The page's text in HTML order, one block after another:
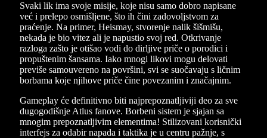
Svaki lik ima svoje misije, koje nisu samo dobro napisane
već i prelepo osmišljene, što ih čini zadovoljstvom za
praćenje. Na primer, Heismay, stvorenje nalik šišmišu,
nekada je bio vitez ali je napustio svoj red. Otkrivanje
razloga zašto je otišao vodi do dirljive priče o porodici i
propuštenim šansama. Iako mnogi likovi mogu delovati
previše samouvereno na površini, svi se suočavaju s ličnim
borbama koje njihove priče čine povezanim i značajnim.
Gameplay će definitivno biti najprepoznatljiviji deo za sve
dugogodišnje Atlus fanove. Borbeni sistem je sjajan sa
mnogim prepoznatljivim elementima! Stilizovani korisnički
interfejs za odabir napada i taktika je u centru pažnje, s